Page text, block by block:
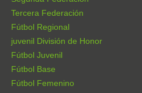
Tercera Federación
Fútbol Regional
juvenil División de Honor
Fútbol Juvenil
Fútbol Base
Fútbol Femenino